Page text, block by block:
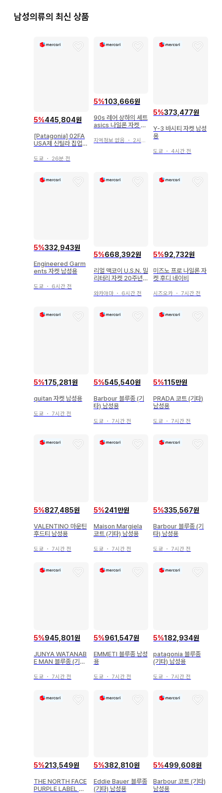
남성의류의 최신 상품
5%445,804원
[Patagonia] 02FA
USA제 신틸라 집업
도쿄 ・ 26분 전
5%103,666원
90s 레어 상하의 세트
asics 나일론 자켓 O
지역정보 없음 ・ 2시간 전
5%373,477원
Y-3 바시티 자켓 남성
용
도쿄 ・ 4시간 전
5%332,943원
Engineered Garm
ents 자켓 남성용
도쿄 ・ 6시간 전
5%668,392원
리얼 맥코이 U.S.N. 밀
리터리 자켓 20주년
와카야마・ 6시간 전
5%92,732원
미즈노 프로 나일론 자
켓 후디 네이비
시즈오카 ・ 7시간 전
5%175,281원
quitan 자켓 남성용
도쿄 ・ 7시간 전
5%545,540원
Barbour 블루종 (기
타) 남성용
도쿄 ・ 7시간 전
5%115만원
PRADA 코트 (기타)
남성용
도쿄 ・ 7시간 전
5%827,485원
VALENTINO 마운틴
후드티 남성용
도쿄 ・ 7시간 전
5%241만원
Maison Margiela
코트 (기타) 남성용
도쿄 ・ 7시간 전
5%335,567원
Barbour 블루종 (기
타) 남성용
도쿄 ・ 7시간 전
5%945,801원
JUNYA WATANAB
E MAN 블루종 (기타)
도쿄 ・ 7시간 전
5%961,547원
EMMETI 블루종 남성
용
도쿄 ・ 7시간 전
5%182,934원
patagonia 블루종
(기타) 남성용
도쿄 ・ 7시간 전
5%213,549원
THE NORTH FACE
PURPLE LABEL 캐
5%382,810원
Eddie Bauer 블루종
(기타) 남성용
5%499,608원
Barbour 코트 (기타)
남성용